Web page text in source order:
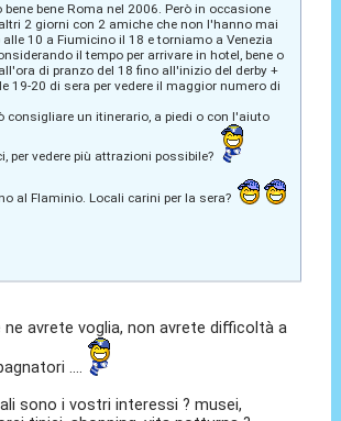
bene Roma nel 2006. Però in occasione
2 giorni con 2 amiche che non l'hanno mai
10 a Fiumicino il 18 e torniamo a Venezia
il tempo per arrivare in hotel, bene o
di pranzo del 18 fino all'inizio del derby +
19-20 di sera per vedere il maggior numero di
consigliare un itinerario, a piedi o con l'aiuto
per vedere più attrazioni possibile?
al Flaminio. Locali carini per la sera?
ne avrete voglia, non avrete difficoltà a
....
sono i vostri interessi ? musei,